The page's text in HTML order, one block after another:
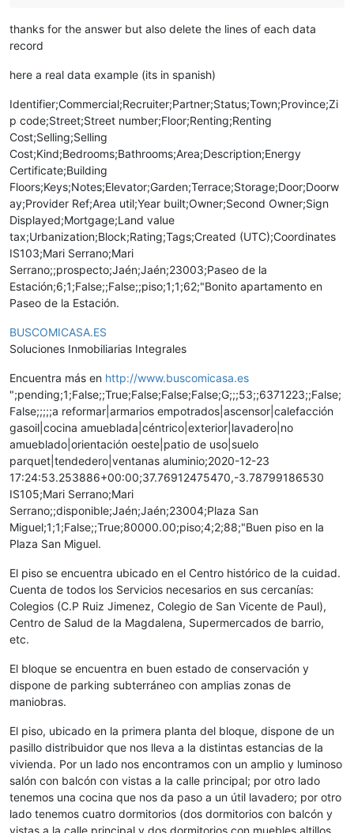
thanks for the answer but also delete the lines of each data
record
here a real data example (its in spanish)
Identifier;Commercial;Recruiter;Partner;Status;Town;Province;Zi
p code;Street;Street number;Floor;Renting;Renting
Cost;Selling;Selling
Cost;Kind;Bedrooms;Bathrooms;Area;Description;Energy
Certificate;Building
Floors;Keys;Notes;Elevator;Garden;Terrace;Storage;Door;Doorw
ay;Provider Ref;Area util;Year built;Owner;Second Owner;Sign
Displayed;Mortgage;Land value
tax;Urbanization;Block;Rating;Tags;Created (UTC);Coordinates
IS103;Mari Serrano;Mari
Serrano;;prospecto;Jaén;Jaén;23003;Paseo de la
Estación;6;1;False;;False;;piso;1;1;62;"Bonito apartamento en
Paseo de la Estación.
BUSCOMICASA.ES
Soluciones Inmobiliarias Integrales
Encuentra más en http://www.buscomicasa.es
";pending;1;False;;True;False;False;False;G;;;53;;6371223;;False;
False;;;;;a reformar|armarios empotrados|ascensor|calefacción
gasoil|cocina amueblada|céntrico|exterior|lavadero|no
amueblado|orientación oeste|patio de uso|suelo
parquet|tendedero|ventanas aluminio;2020-12-23
17:24:53.253886+00:00;37.76912475470,-3.78799186530
IS105;Mari Serrano;Mari
Serrano;;disponible;Jaén;Jaén;23004;Plaza San
Miguel;1;1;False;;True;80000.00;piso;4;2;88;"Buen piso en la
Plaza San Miguel.
El piso se encuentra ubicado en el Centro histórico de la cuidad.
Cuenta de todos los Servicios necesarios en sus cercanías:
Colegios (C.P Ruiz Jimenez, Colegio de San Vicente de Paul),
Centro de Salud de la Magdalena, Supermercados de barrio,
etc.
El bloque se encuentra en buen estado de conservación y
dispone de parking subterráneo con amplias zonas de
maniobras.
El piso, ubicado en la primera planta del bloque, dispone de un
pasillo distribuidor que nos lleva a la distintas estancias de la
vivienda. Por un lado nos encontramos con un amplio y luminoso
salón con balcón con vistas a la calle principal; por otro lado
tenemos una cocina que nos da paso a un útil lavadero; por otro
lado tenemos cuatro dormitorios (dos dormitorios con balcón y
vistas a la calle principal y dos dormitorios con muebles altillos